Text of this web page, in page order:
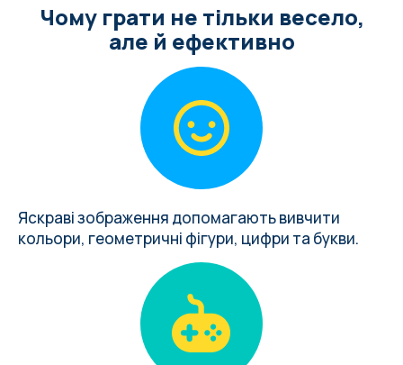
Чому грати не тільки весело,
але й ефективно
Яскраві зображення допомагають вивчити
кольори, геометричні фігури, цифри та букви.